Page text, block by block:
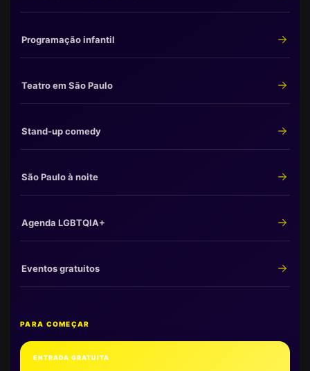
Programação infantil
Teatro em São Paulo
Stand-up comedy
São Paulo à noite
Agenda LGBTQIA+
Eventos gratuitos
PARA COMEÇAR
ENTRADA GRATUITA